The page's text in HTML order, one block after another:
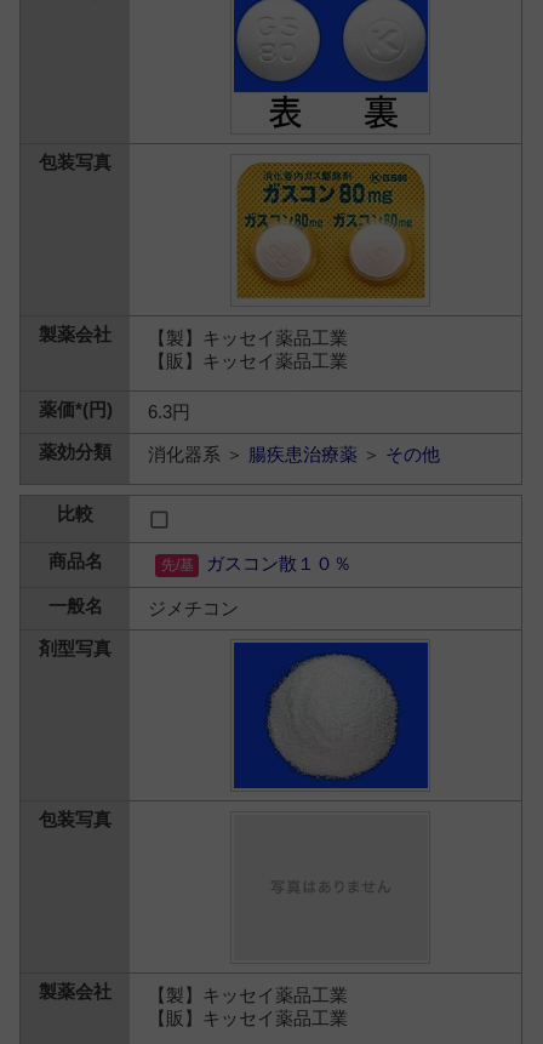
【製】キッセイ薬品工業
【販】キッセイ薬品工業
6.3円
消化器系 ＞ 腸疾患治療薬 ＞ その他
ガスコン散１０％
ジメチコン
【製】キッセイ薬品工業
【販】キッセイ薬品工業